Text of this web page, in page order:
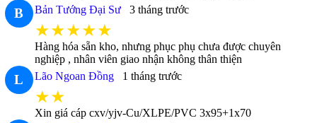
B Bản Tướng Đại Sư 3 tháng trước
★★★★★
Hàng hóa sẵn kho, nhưng phục phụ chưa được chuyên
nghiệp , nhân viên giao nhận không thân thiện
L Lão Ngoan Đồng 1 tháng trước
★★
Xin giá cáp cxv/yjv-Cu/XLPE/PVC 3x95+1x70